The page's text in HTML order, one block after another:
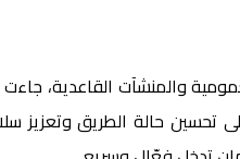
والمنشآت القاعدية،
تحسين حالة الطريق وتعزيز